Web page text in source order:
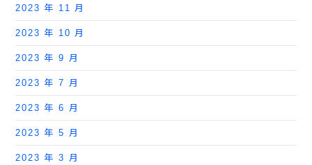
2023 年 11 月
2023 年 10 月
2023 年 9 月
2023 年 7 月
2023 年 6 月
2023 年 5 月
2023 年 3 月